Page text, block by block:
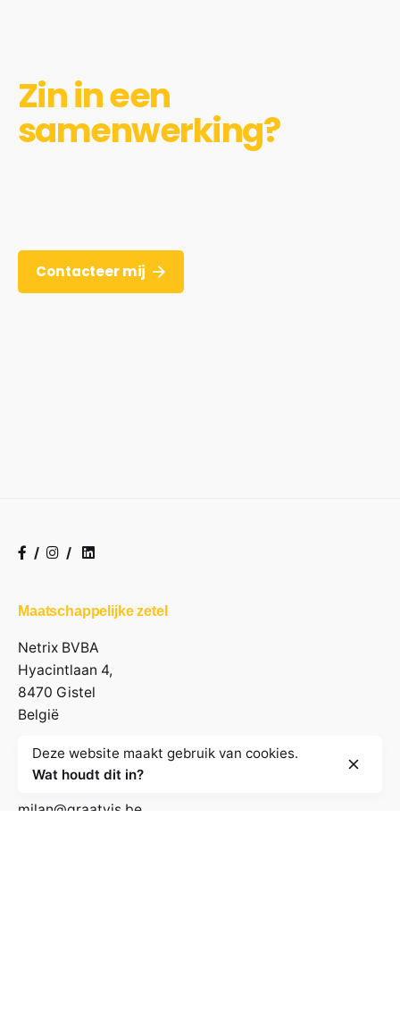
Zin in een
samenwerking?
Contacteer mij
/ /
Maatschappelijke zetel
Netrix BVBA
Hyacintlaan 4,
8470 Gistel
België
Contactgegevens
milan@graatvis.be
Deze website maakt gebruik van cookies.
Wat houdt dit in?